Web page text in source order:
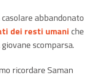
abbandonato
dei resti umaniche
scomparsa.
ricordare Saman